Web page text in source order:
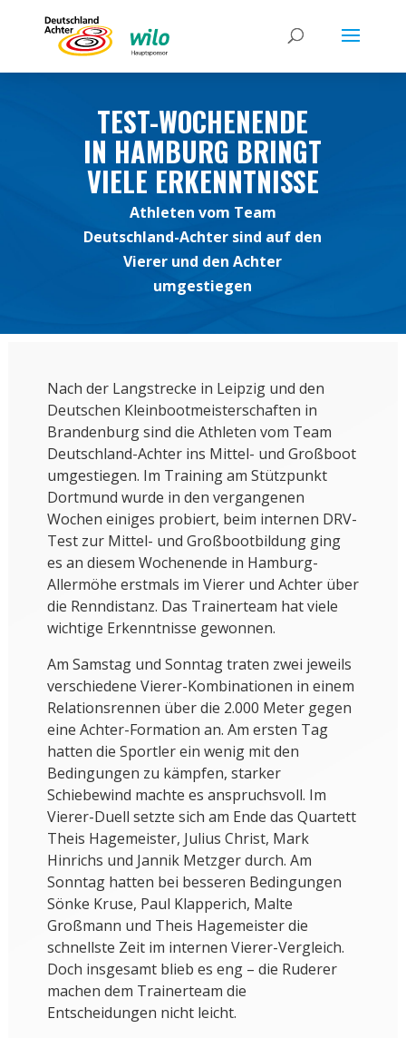
TEST-WOCHENENDE
IN HAMBURG BRINGT
VIELE ERKENNTNISSE
Athleten vom Team
Deutschland-Achter sind auf den
Vierer und den Achter
umgestiegen
Nach der Langstrecke in Leipzig und den
Deutschen Kleinbootmeisterschaften in
Brandenburg sind die Athleten vom Team
Deutschland-Achter ins Mittel- und Großboot
umgestiegen. Im Training am Stützpunkt
Dortmund wurde in den vergangenen
Wochen einiges probiert, beim internen DRV-
Test zur Mittel- und Großbootbildung ging
es an diesem Wochenende in Hamburg-
Allermöhe erstmals im Vierer und Achter über
die Renndistanz. Das Trainerteam hat viele
wichtige Erkenntnisse gewonnen.
Am Samstag und Sonntag traten zwei jeweils
verschiedene Vierer-Kombinationen in einem
Relationsrennen über die 2.000 Meter gegen
eine Achter-Formation an. Am ersten Tag
hatten die Sportler ein wenig mit den
Bedingungen zu kämpfen, starker
Schiebewind machte es anspruchsvoll. Im
Vierer-Duell setzte sich am Ende das Quartett
Theis Hagemeister, Julius Christ, Mark
Hinrichs und Jannik Metzger durch. Am
Sonntag hatten bei besseren Bedingungen
Sönke Kruse, Paul Klapperich, Malte
Großmann und Theis Hagemeister die
schnellste Zeit im internen Vierer-Vergleich.
Doch insgesamt blieb es eng – die Ruderer
machen dem Trainerteam die
Entscheidungen nicht leicht.